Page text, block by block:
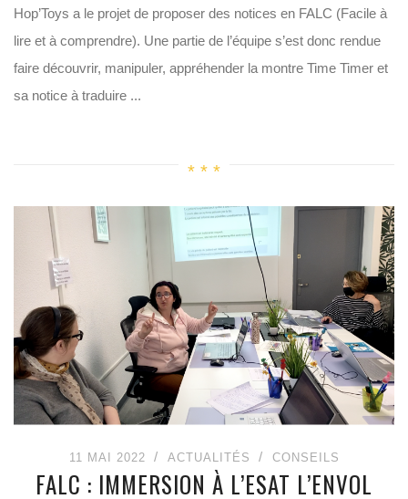
Hop’Toys a le projet de proposer des notices en FALC (Facile à
lire et à comprendre). Une partie de l’équipe s’est donc rendue
faire découvrir, manipuler, appréhender la montre Time Timer et
sa notice à traduire ...
11 MAI 2022 ACTUALITÉS CONSEILS
FALC : IMMERSION À L’ESAT L’ENVOL